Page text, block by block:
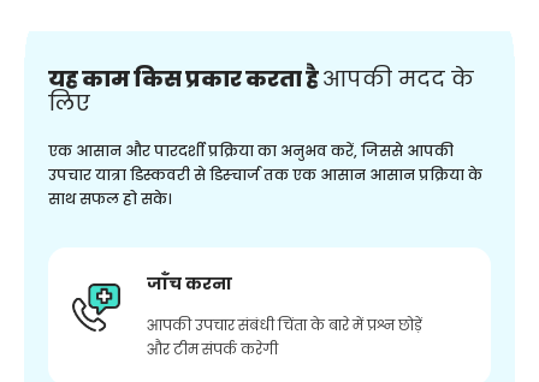
यह काम किस प्रकार करता हैआपकी मदद के
लिए
एक आसान और पारदर्शी प्रक्रिया का अनुभव करें, जिससे आपकी
उपचार यात्रा डिस्कवरी से डिस्चार्ज तक एक आसान आसान प्रक्रिया के
साथ सफल हो सके।
जाँच करना
आपकी उपचार संबंधी चिंता के बारे में प्रश्न छोड़ें
और टीम संपर्क करेगी